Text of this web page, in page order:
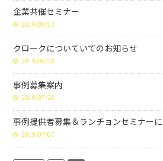
企業共催セミナー
2019/09/13
クロークについていてのお知らせ
2019/08/18
事例募集案内
2019/07/24
事例提供者募集＆ランチョンセミナー
2019/07/07